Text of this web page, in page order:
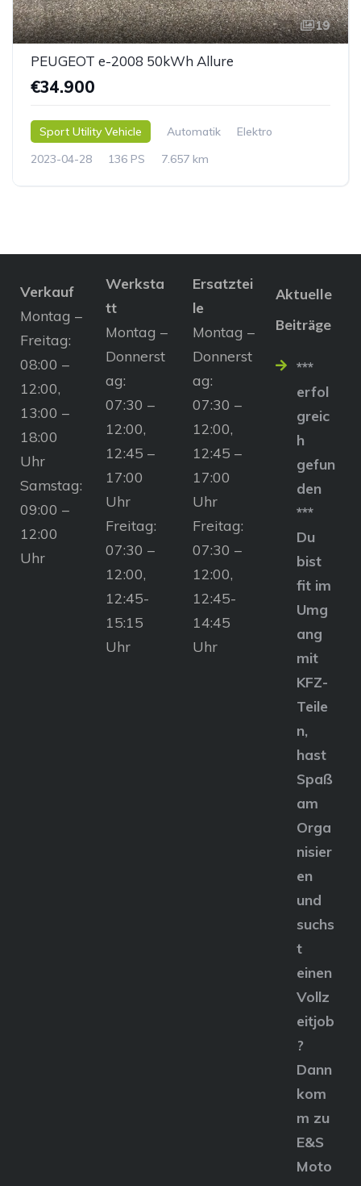
19
PEUGEOT e-2008 50kWh Allure
€34.900
Sport Utility Vehicle Automatik
Elektro
2023-04-28
136 PS 7.657 km
Verkauf
Montag –
Freitag:
08:00 –
12:00,
13:00 –
18:00
Uhr
Samstag:
09:00 –
12:00
Uhr
Werksta
tt
Montag –
Donnerst
ag:
07:30 –
12:00,
12:45 –
17:00
Uhr
Freitag:
07:30 –
12:00,
12:45-
15:15
Uhr
Ersatztei
le
Montag –
Donnerst
ag:
07:30 –
12:00,
12:45 –
17:00
Uhr
Freitag:
07:30 –
12:00,
12:45-
14:45
Uhr
Aktuelle
Beiträge
***
erfol
greic
h
gefun
den
***
Du
bist
fit im
Umg
ang
mit
KFZ-
Teile
n,
hast
Spaß
am
Orga
nisier
en
und
suchs
t
einen
Vollz
eitjob
?
Dann
kom
m zu
E&S
Moto